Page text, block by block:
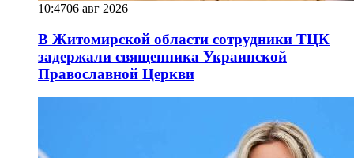
10:4706 авг 2026
В Житомирской области сотрудники ТЦК
задержали священника Украинской
Православной Церкви